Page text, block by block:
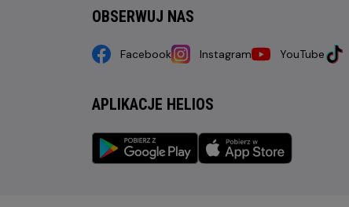
OBSERWUJ NAS
Facebook Instagram YouTube
APLIKACJE HELIOS